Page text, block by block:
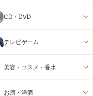
CD・DVD
テレビゲーム
美容・コスメ・香水
お酒・洋酒